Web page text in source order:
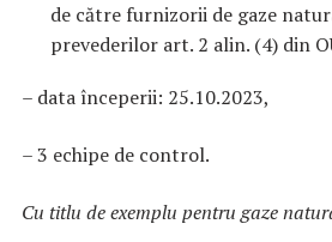
de către furnizorii de gaze
prevederilor art. 2 alin. (4) din
– data începerii: 25.10.2023,
– 3 echipe de control.
Cu titlu de exemplu pentru gaze